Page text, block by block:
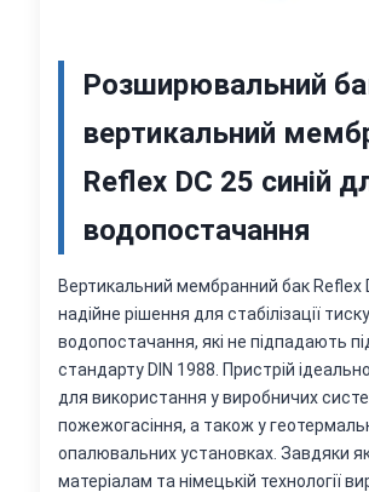
Розширювальний
вертикальний
Reflex DC 25 синій
водопостачання
Вертикальний мембранний бак Reflex
надійне рішення для стабілізації
водопостачання, які не підпадають
стандарту DIN 1988. Пристрій
для використання у виробничих
пожежогасіння, а також у
опалювальних установках. Завдяки
матеріалам та німецькій технології